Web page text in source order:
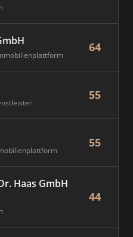
64
55
55
Haas GmbH
44